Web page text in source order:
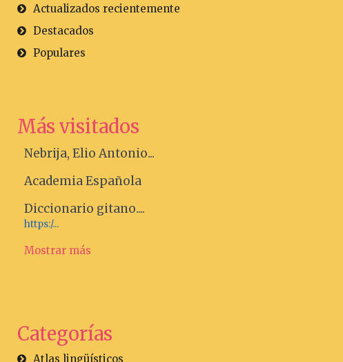
Actualizados recientemente
Destacados
Populares
Más visitados
Nebrija, Elio Antonio...
Academia Española
Diccionario gitano....
https:/...
Mostrar más
Categorías
Atlas lingüísticos